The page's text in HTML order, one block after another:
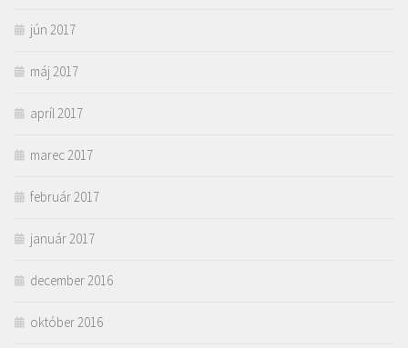
jún 2017
máj 2017
apríl 2017
marec 2017
február 2017
január 2017
december 2016
október 2016